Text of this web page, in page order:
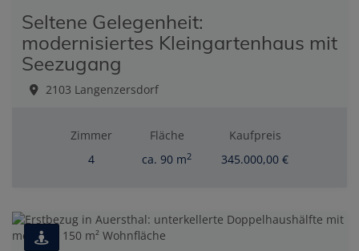
Seltene Gelegenheit:
modernisiertes Kleingartenhaus mit
Seezugang
2103 Langenzersdorf
Zimmer
4
Fläche
ca. 90 m2
Kaufpreis
345.000,00 €